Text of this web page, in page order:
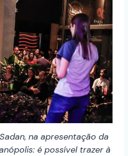
na apresentação da
é possível trazer à